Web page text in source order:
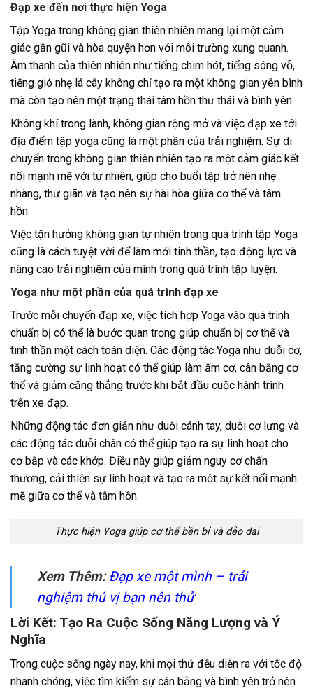
Đạp xe đến nơi thực hiện Yoga
Tập Yoga trong không gian thiên nhiên mang lại một cảm
giác gần gũi và hòa quyện hơn với môi trường xung quanh.
Âm thanh của thiên nhiên như tiếng chim hót, tiếng sóng vỗ,
tiếng gió nhẹ lá cây không chỉ tạo ra một không gian yên bình
mà còn tạo nên một trạng thái tâm hồn thư thái và bình yên.
Không khí trong lành, không gian rộng mở và việc đạp xe tới
địa điểm tập yoga cũng là một phần của trải nghiệm. Sự di
chuyển trong không gian thiên nhiên tạo ra một cảm giác kết
nối mạnh mẽ với tự nhiên, giúp cho buổi tập trở nên nhẹ
nhàng, thư giãn và tạo nên sự hài hòa giữa cơ thể và tâm
hồn.
Việc tận hưởng không gian tự nhiên trong quá trình tập Yoga
cũng là cách tuyệt vời để làm mới tinh thần, tạo động lực và
nâng cao trải nghiệm của mình trong quá trình tập luyện.
Yoga như một phần của quá trình đạp xe
Trước mỗi chuyến đạp xe, việc tích hợp Yoga vào quá trình
chuẩn bị có thể là bước quan trọng giúp chuẩn bị cơ thể và
tinh thần một cách toàn diện. Các động tác Yoga như duỗi cơ,
tăng cường sự linh hoạt có thể giúp làm ấm cơ, cân bằng cơ
thể và giảm căng thẳng trước khi bắt đầu cuộc hành trình
trên xe đạp.
Những động tác đơn giản như duỗi cánh tay, duỗi cơ lưng và
các động tác duỗi chân có thể giúp tạo ra sự linh hoạt cho
cơ bắp và các khớp. Điều này giúp giảm nguy cơ chấn
thương, cải thiện sự linh hoạt và tạo ra một sự kết nối mạnh
mẽ giữa cơ thể và tâm hồn.
Thực hiện Yoga giúp cơ thể bền bỉ và dẻo dai
Xem Thêm: Đạp xe một mình – trải
nghiệm thú vị bạn nên thử
Lời Kết: Tạo Ra Cuộc Sống Năng Lượng và Ý
Nghĩa
Trong cuộc sống ngày nay, khi mọi thứ đều diễn ra với tốc độ
nhanh chóng, việc tìm kiếm sự cân bằng và bình yên trở nên